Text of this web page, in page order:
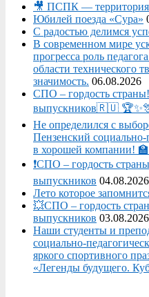
🎥 ПСПК — территория
Юбилей поезда «Сура»
С радостью делимся
В современном мире
прогресса роль
области технического
значимость. 06.08.2026
СПО – гордость
выпускников🇷🇺
Не определился с
Пензенский социально-
в хорошей компании!
❗СПО – гордость
выпускников 04.08.2026
Лето которое
💥СПО – гордость
выпускников 03.08.2026
Наши студенты и
яркого спортивного
«Легенды будущего.